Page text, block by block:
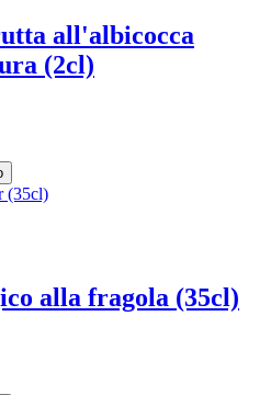
all'albicocca
(2cl)
alla fragola (35cl)